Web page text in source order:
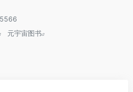
元宇宙图书